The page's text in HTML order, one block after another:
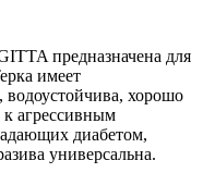
предназначена для
имеет
водоустойчива, хорошо
к агрессивным
диабетом,
универсальна.